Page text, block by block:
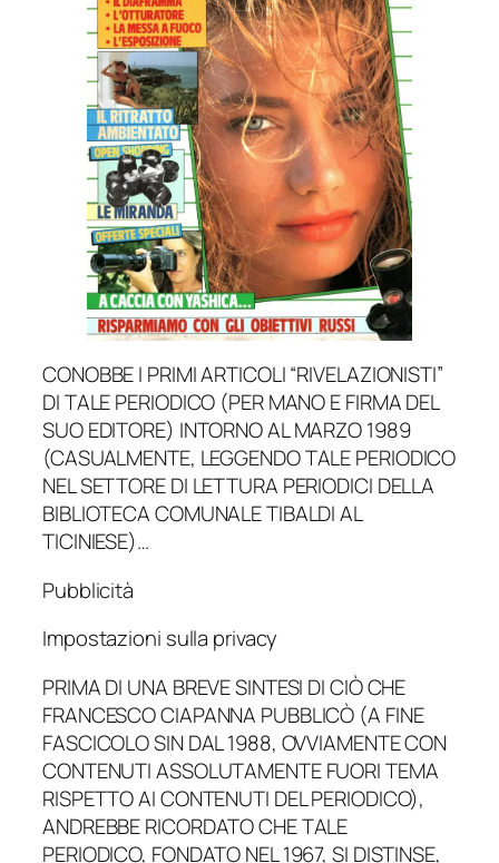
CONOBBE I PRIMI ARTICOLI “RIVELAZIONISTI”
DI TALE PERIODICO (PER MANO E FIRMA DEL
SUO EDITORE) INTORNO AL MARZO 1989
(CASUALMENTE, LEGGENDO TALE PERIODICO
NEL SETTORE DI LETTURA PERIODICI DELLA
BIBLIOTECA COMUNALE TIBALDI AL
TICINIESE)…
Pubblicità
Impostazioni sulla privacy
PRIMA DI UNA BREVE SINTESI DI CIÒ CHE
FRANCESCO CIAPANNA PUBBLICÒ (A FINE
FASCICOLO SIN DAL 1988, OVVIAMENTE CON
CONTENUTI ASSOLUTAMENTE FUORI TEMA
RISPETTO AI CONTENUTI DEL PERIODICO),
ANDREBBE RICORDATO CHE TALE
PERIODICO, FONDATO NEL 1967, SI DISTINSE,